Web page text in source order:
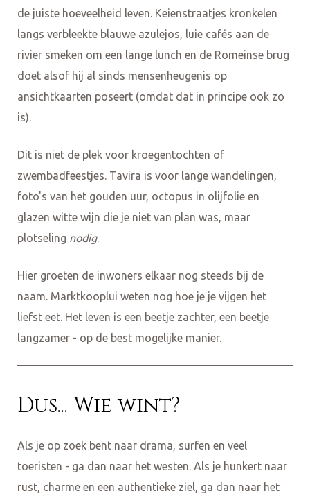
de juiste hoeveelheid leven. Keienstraatjes kronkelen
langs verbleekte blauwe azulejos, luie cafés aan de
rivier smeken om een lange lunch en de Romeinse brug
doet alsof hij al sinds mensenheugenis op
ansichtkaarten poseert (omdat dat in principe ook zo
is).
Dit is niet de plek voor kroegentochten of
zwembadfeestjes. Tavira is voor lange wandelingen,
foto's van het gouden uur, octopus in olijfolie en
glazen witte wijn die je niet van plan was, maar
plotseling nodig.
Hier groeten de inwoners elkaar nog steeds bij de
naam. Marktkooplui weten nog hoe je je vijgen het
liefst eet. Het leven is een beetje zachter, een beetje
langzamer - op de best mogelijke manier.
Dus... Wie wint?
Als je op zoek bent naar drama, surfen en veel
toeristen - ga dan naar het westen. Als je hunkert naar
rust, charme en een authentieke ziel, ga dan naar het